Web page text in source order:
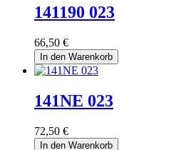
141190 023
66,50 €
In den Warenkorb
141NE 023
72,50 €
In den Warenkorb